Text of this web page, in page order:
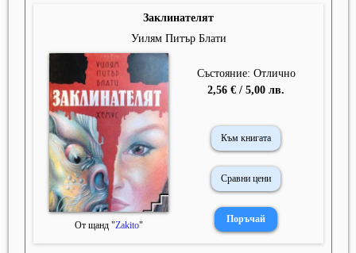
Заклинателят
Уилям Питър Блати
От щанд "Zakito"
Състояние: Отлично
2,56 € / 5,00 лв.
Към книгата
Сравни цени